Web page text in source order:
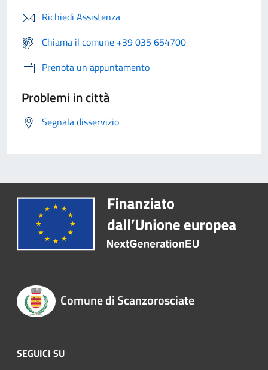
Richiedi Assistenza
Chiama il comune +39 035 654700
Prenota un appuntamento
Problemi in città
Segnala disservizio
Comune di Scanzorosciate
SEGUICI SU